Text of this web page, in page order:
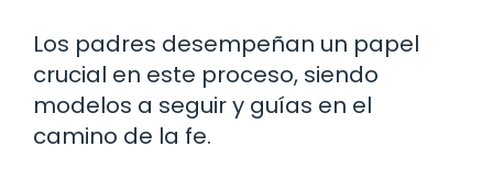
Los padres desempeñan un papel
crucial en este proceso, siendo
modelos a seguir y guías en el
camino de la fe.